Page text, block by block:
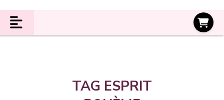
TAG ESPRIT